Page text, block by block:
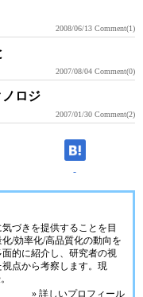
2008/06/13 Comment(1)
2007/08/04 Comment(0)
ロジ
2007/01/30 Comment(2)
-
づきを提供することを目
/効率化/高品質化の動向を
的に紹介し、研究者の視
点から考察します。現
» 詳しいプロフィール